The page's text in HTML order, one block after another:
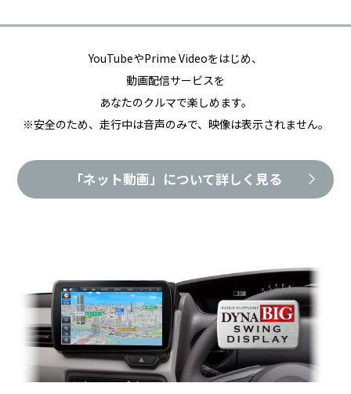
YouTubeやPrime Videoをはじめ、
動画配信サービスを
あなたのクルマで楽しめます。
※安全のため、走行中は音声のみで、映像は表示されません。
「ネット動画」について詳しく見る